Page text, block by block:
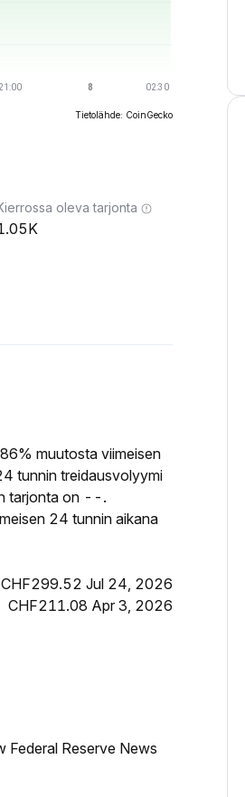
Tietolähde: CoinGecko
oleva tarjonta
muutosta viimeisen
tunnin treidausvolyymi
tarjonta on --.
24 tunnin aikana
CHF299.52 Jul 24, 2026
CHF211.08 Apr 3, 2026
Federal Reserve News